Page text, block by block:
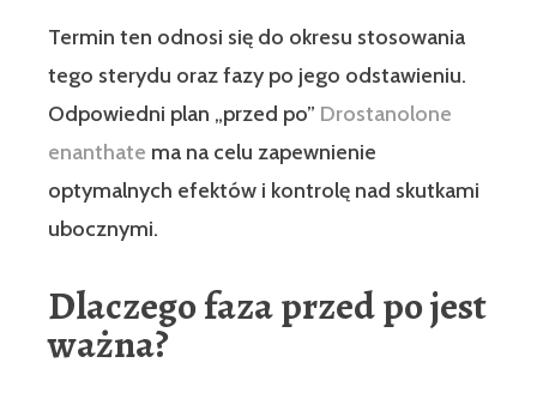
Termin ten odnosi się do okresu stosowania
tego sterydu oraz fazy po jego odstawieniu.
Odpowiedni plan „przed po” Drostanolone
enanthate ma na celu zapewnienie
optymalnych efektów i kontrolę nad skutkami
ubocznymi.
Dlaczego faza przed po jest
ważna?